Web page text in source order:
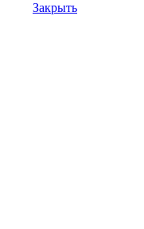
Закрыть